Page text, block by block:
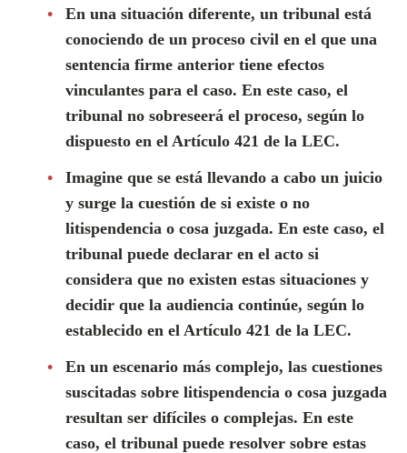
En una situación diferente, un tribunal está
conociendo de un proceso civil en el que una
sentencia firme anterior tiene efectos
vinculantes para el caso. En este caso, el
tribunal no sobreseerá el proceso, según lo
dispuesto en el Artículo 421 de la LEC.
Imagine que se está llevando a cabo un juicio
y surge la cuestión de si existe o no
litispendencia o cosa juzgada. En este caso, el
tribunal puede declarar en el acto si
considera que no existen estas situaciones y
decidir que la audiencia continúe, según lo
establecido en el Artículo 421 de la LEC.
En un escenario más complejo, las cuestiones
suscitadas sobre litispendencia o cosa juzgada
resultan ser difíciles o complejas. En este
caso, el tribunal puede resolver sobre estas